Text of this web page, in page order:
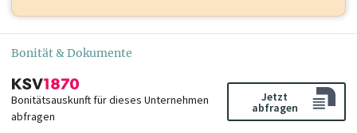
Bonität & Dokumente
Bonitätsauskunft für dieses Unternehmen
abfragen
Jetzt
abfragen